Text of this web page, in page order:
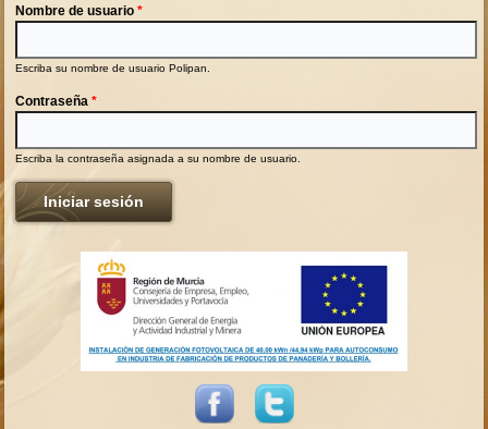
Nombre de usuario*
Escriba su nombre de usuario Polipan.
Contraseña*
Escriba la contraseña asignada a su nombre de usuario.